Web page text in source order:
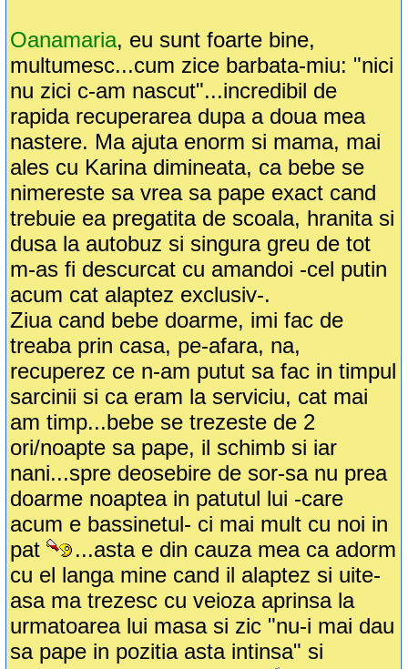
Oanamaria, eu sunt foarte bine,
multumesc...cum zice barbata-miu: "nici
nu zici c-am nascut"...incredibil de
rapida recuperarea dupa a doua mea
nastere. Ma ajuta enorm si mama, mai
ales cu Karina dimineata, ca bebe se
nimereste sa vrea sa pape exact cand
trebuie ea pregatita de scoala, hranita si
dusa la autobuz si singura greu de tot
m-as fi descurcat cu amandoi -cel putin
acum cat alaptez exclusiv-.
Ziua cand bebe doarme, imi fac de
treaba prin casa, pe-afara, na,
recuperez ce n-am putut sa fac in timpul
sarcinii si ca eram la serviciu, cat mai
am timp...bebe se trezeste de 2
ori/noapte sa pape, il schimb si iar
nani...spre deosebire de sor-sa nu prea
doarme noaptea in patutul lui -care
acum e bassinetul- ci mai mult cu noi in
pat
...asta e din cauza mea ca adorm
cu el langa mine cand il alaptez si uite-
asa ma trezesc cu veioza aprinsa la
urmatoarea lui masa si zic "nu-i mai dau
sa pape in pozitia asta intinsa" si